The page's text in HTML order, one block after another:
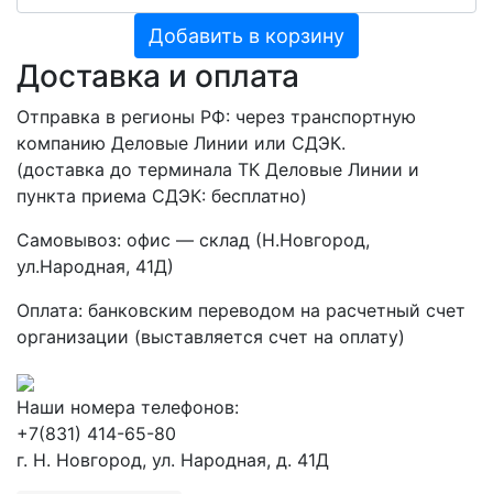
Добавить в корзину
Доставка и оплата
Отправка в регионы РФ: через транспортную
компанию Деловые Линии или СДЭК.
(доставка до терминала ТК Деловые Линии и
пункта приема СДЭК: бесплатно)
Самовывоз: офис — склад (Н.Новгород,
ул.Народная, 41Д)
Оплата: банковским переводом на расчетный счет
организации (выставляется счет на оплату)
Наши номера телефонов:
+7(831) 414-65-80
г. Н. Новгород, ул. Народная, д. 41Д